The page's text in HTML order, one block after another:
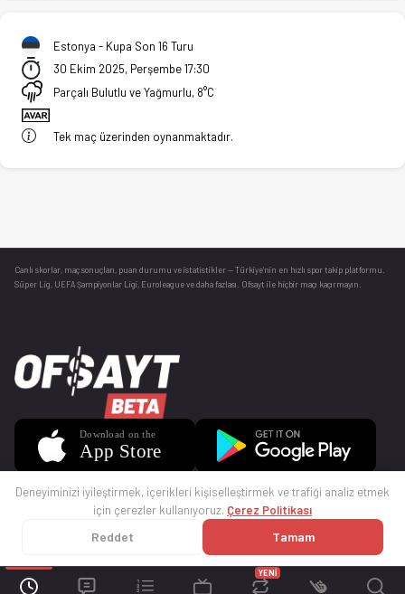
YENİ
Estonya - Kupa Son 16 Turu
30 Ekim 2025, Perşembe 17:30
Parçalı Bulutlu ve Yağmurlu, 8°C
Tek maç üzerinden oynanmaktadır.
Canlı skorlar , maç sonuçları, puan durumu ve istatistikler — Türkiye’nin en hızlı spor takip platformu.
Süper Lig, UEFA Şampiyonlar Ligi, Euroleague ve daha fazlası. Ofsayt ile hiçbir maçı kaçırmayın.
© 2025 Ofsayt
Deneyiminizi iyileştirmek, içerikleri kişiselleştirmek ve trafiği analiz etmek
için çerezler kullanıyoruz. Çerez Politikası
Reddet Tamam